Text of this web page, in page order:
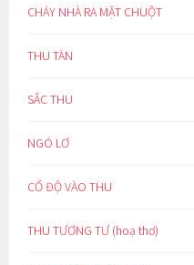
CHÁY NHÀ RA MẶT CHUỘT
THU TÀN
SẮC THU
NGÓ LƠ
CỔ ĐỘ VÀO THU
THU TƯƠNG TƯ (hoạ thơ)